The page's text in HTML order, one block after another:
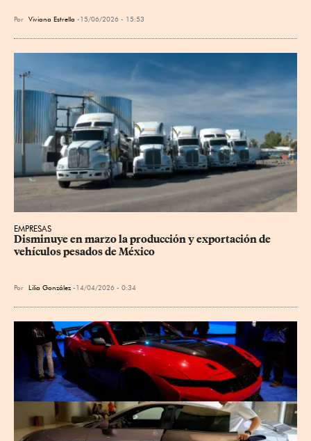
Por Viviana Estrella 15/06/2026 - 15:53
EMPRESAS
Disminuye en marzo la producción y exportación de
vehículos pesados de México
Por Lilia González 14/04/2026 - 0:34